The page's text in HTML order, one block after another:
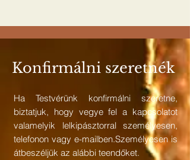
Konfirmálni szeretnék
Ha Testvérünk konfirmálni szeretne,
biztatjuk, hogy vegye fel a kapcsolatot
valamelyik lelkipásztorral személyesen,
telefonon vagy e-mailben.Személyesen is
átbeszéljük az alábbi teendőket.